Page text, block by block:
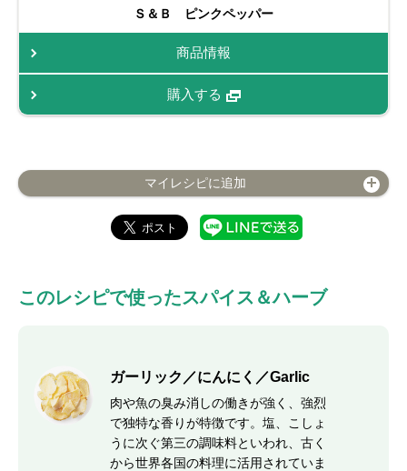
Ｓ＆Ｂ ピンクペッパー
商品情報
購入する
マイレシピに追加
このレシピで使ったスパイス＆ハーブ
ガーリック／にんにく／Garlic
肉や魚の臭み消しの働きが強く、強烈
で独特な香りが特徴です。塩、こしょ
うに次ぐ第三の調味料といわれ、古く
から世界各国の料理に活用されていま